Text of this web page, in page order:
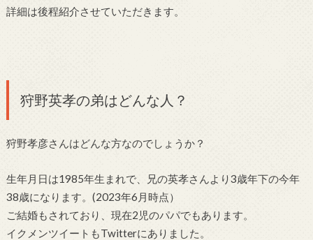
詳細は後程紹介させていただきます。
狩野英孝の弟はどんな人？
狩野孝彦さんはどんな方なのでしょうか？
生年月日は1985年生まれで、兄の英孝さんより3歳年下の今年
38歳になります。(2023年6月時点）
ご結婚もされており、現在2児のパパでもあります。
イクメンツイートもTwitterにありました。